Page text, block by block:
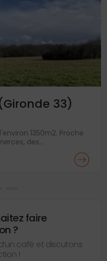
33)
1350m2. Proche
des...
faire
?
café et discutons
!